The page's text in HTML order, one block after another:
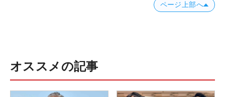
ページ上部へ
オススメの記事